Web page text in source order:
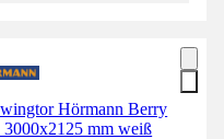
Hörmann Berry
3000x2125 mm weiß